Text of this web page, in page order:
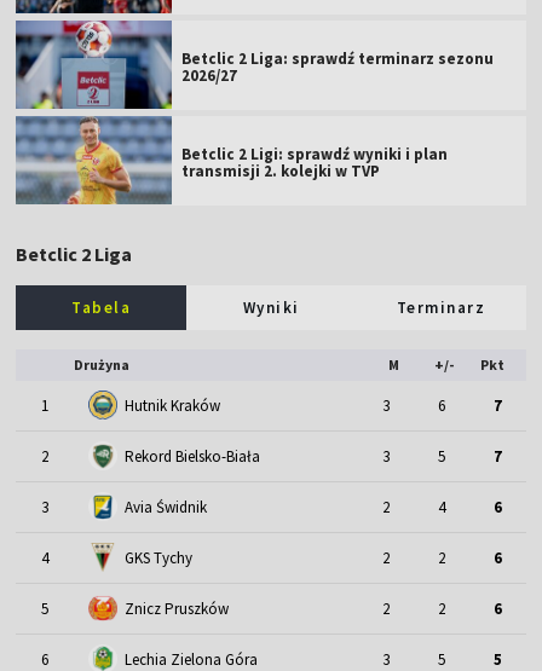
Betclic 2 Liga: sprawdź terminarz sezonu
2026/27
Betclic 2 Ligi: sprawdź wyniki i plan
transmisji 2. kolejki w TVP
Betclic 2 Liga
Tabela Wyniki Terminarz
Drużyna M +/- Pkt
1 Hutnik Kraków 3 6 7
2 Rekord Bielsko-Biała 3 5 7
3 Avia Świdnik 2 4 6
4 GKS Tychy 2 2 6
5 Znicz Pruszków 2 2 6
6 Lechia Zielona Góra 3 5 5